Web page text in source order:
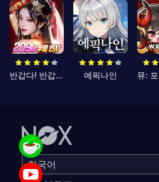
반갑다! 반갑삼국지 에픽나인